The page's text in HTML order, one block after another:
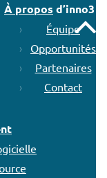
À propos d’inno3
Équipe
Opportunités
Partenaires
Contact
Remonter